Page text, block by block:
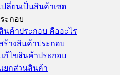
ปลี่ยนเป็นสินค้าเซต
ะกอบ
นค้าประกอบ คืออะไร
ร้างสินค้าประกอบ
ก้ไขสินค้าประกอบ
ยกส่วนสินค้า